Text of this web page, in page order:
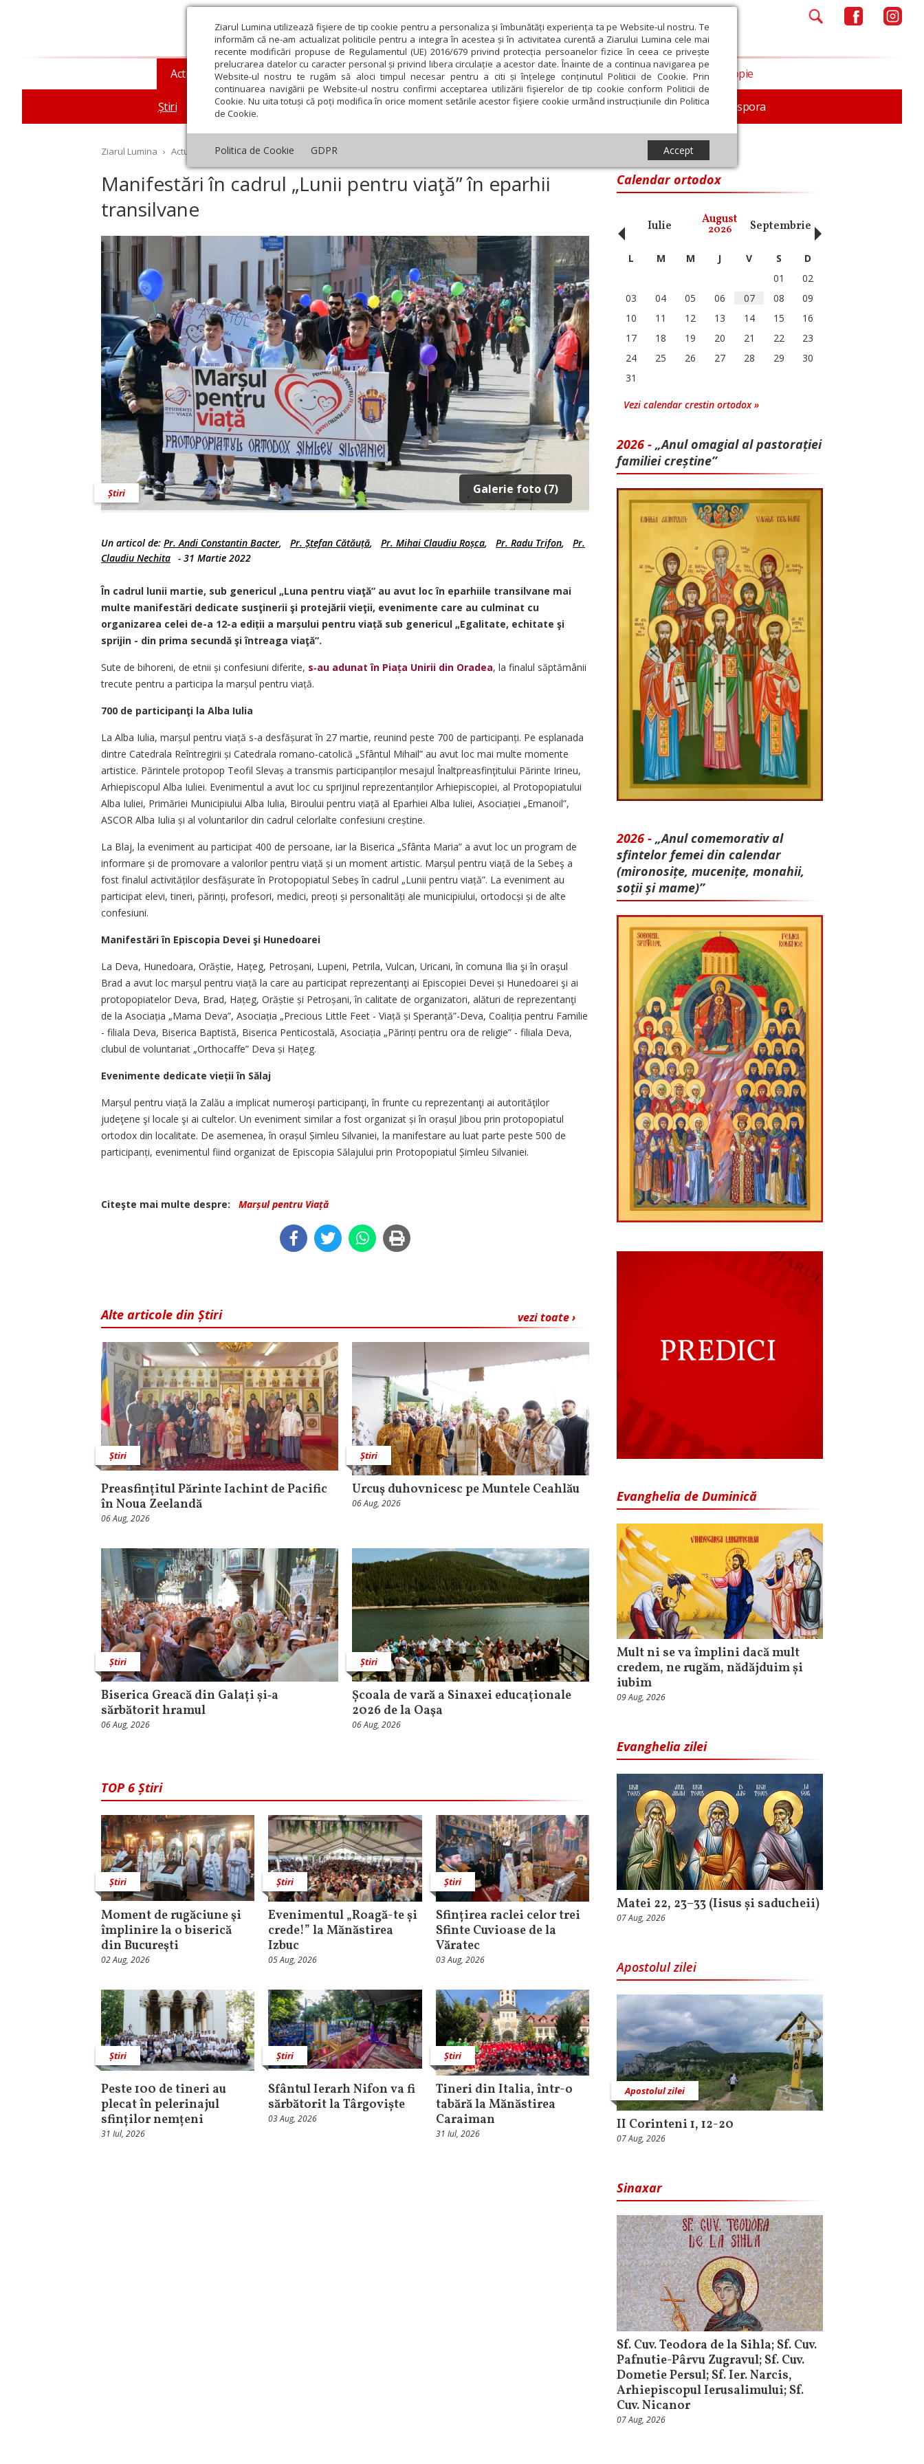
Ziarul Lumina utilizează fişiere de tip cookie pentru a personaliza și îmbunătăți experiența ta pe Website-ul nostru. Te
informăm că ne-am actualizat politicile pentru a integra în acestea și în activitatea curentă a Ziarului Lumina cele mai
recente modificări propuse de Regulamentul (UE) 2016/679 privind protecția persoanelor fizice în ceea ce privește
prelucrarea datelor cu caracter personal și privind libera circulație a acestor date. Înainte de a continua navigarea pe
Website-ul nostru te rugăm să aloci timpul necesar pentru a citi și înțelege conținutul Politicii de Cookie. Prin
continuarea navigării pe Website-ul nostru confirmi acceptarea utilizării fişierelor de tip cookie conform Politicii de
Cookie. Nu uita totuși că poți modifica în orice moment setările acestor fişiere cookie urmând instrucțiunile din Politica
de Cookie.
Politica de Cookie GDPR Accept
Actualitate religioasă
Știri Mesaje și cuvântări An omagial Comunicate de presă Documentar In memoriam Diaspora
Teologie și spiritualitate Educaţie și Cultură Societate Opinii Filantropie
Ziarul Lumina › Actualitate religioasă › Știri › Manifestări în cadrul „Lunii pentru viaţă” în eparhii transilvane
Manifestări în cadrul „Lunii pentru viaţă” în eparhii
transilvane
Galerie foto (7)
Știri
Un articol de: Pr. Andi Constantin Bacter, Pr. Ștefan Cătăuță, Pr. Mihai Claudiu Roșca, Pr. Radu Trifon, Pr.
Claudiu Nechita - 31 Martie 2022
În cadrul lunii martie, sub genericul „Luna pentru viaţă” au avut loc în eparhiile transilvane mai
multe manifestări dedicate susţinerii şi protejării vieţii, evenimente care au culminat cu
organizarea celei de-a 12-a ediții a marșului pentru viață sub genericul „Egalitate, echitate şi
sprijin - din prima secundă şi întreaga viaţă”.
Sute de bihoreni, de etnii și confesiuni diferite, s‑au adunat în Piața Unirii din Oradea, la finalul săptămânii
trecute pentru a participa la marșul pentru viață.
700 de participanţi la Alba Iulia
La Alba Iulia, marșul pentru viață s-a desfășurat în 27 martie, reunind peste 700 de participanți. Pe esplanada
dintre Catedrala Reîntregirii și Catedrala romano-catolică „Sfântul Mihail” au avut loc mai multe momente
artistice. Părintele protopop Teofil Slevaș a transmis participanților mesajul Înaltpreasfinţitului Părinte Irineu,
Arhiepiscopul Alba Iuliei. Evenimentul a avut loc cu sprijinul repre­zentanților Arhiepiscopiei, al Protopopiatului
Alba Iuliei, Primăriei Municipiului Alba Iulia, Biroului pentru viață al Eparhiei Alba Iuliei, Asociației „Emanoil”,
ASCOR Alba Iulia și al voluntarilor din cadrul celorlalte confesiuni creștine.
La Blaj, la eveniment au participat 400 de persoane, iar la Biserica „Sfânta Maria” a avut loc un program de
informare și de promovare a valorilor pentru viață și un moment artistic. Marșul pentru viață de la Sebeş a
fost finalul activităților desfășurate în Protopopiatul Sebeș în cadrul „Lunii pentru viață”. La eveniment au
participat elevi, tineri, părinți, profesori, medici, preoți și personalități ale municipiului, ortodocși și de alte
confesiuni.
Manifestări în Episcopia Devei şi Hunedoarei
La Deva, Hunedoara, Orăștie, Hațeg, Petroșani, Lupeni, Petrila, Vulcan, Uricani, în comuna Ilia şi în oraşul
Brad a avut loc marșul pentru viață la care au participat reprezentanţi ai Episcopiei Devei și Hunedoarei şi ai
protopopiatelor Deva, Brad, Hațeg, Orăștie și Pe­troșani, în calitate de organizatori, alături de reprezentanţi
de la Asociația „Mama Deva”, Asociația „Precious Little Feet - Viață și Speranță”-Deva, Coaliția pentru Familie
- filiala Deva, Biserica Baptistă, Biserica Penticostală, Asocia­ția „Părinți pentru ora de religie” - filiala Deva,
clubul de voluntariat „Orthocaffe” Deva și Hațeg.
Evenimente dedicate vieții în Sălaj
Marșul pentru viață la Zalău a implicat numeroşi participanţi, în frunte cu reprezentanţi ai autorităţilor
judeţene şi locale şi ai cultelor. Un eveniment similar a fost organizat și în orașul Jibou prin protopopiatul
ortodox din localitate. De asemenea, în orașul Șimleu Silvaniei, la manifestare au luat parte peste 500 de
participanți, evenimentul fiind organizat de Episcopia Sălajului prin Protopopiatul Șimleu Silvaniei.
Citeşte mai multe despre: Marșul pentru Viață
vezi toate ›
Alte articole din Știri
Știri
Preasfințitul Părinte Iachint de Pacific
în Noua Zeelandă
06 Aug, 2026
Știri
Urcuş duhovnicesc pe Muntele Ceahlău
06 Aug, 2026
Știri
Biserica Greacă din Galați și‑a
sărbătorit hramul
06 Aug, 2026
Știri
Școala de vară a Sinaxei educaționale
2026 de la Oaşa
06 Aug, 2026
TOP 6 Știri
Știri
Moment de rugăciune şi
împlinire la o biserică
din Bucureşti
02 Aug, 2026
Știri
Evenimentul „Roagă-te și
crede!” la Mănăstirea
Izbuc
05 Aug, 2026
Știri
Sfințirea raclei celor trei
Sfinte Cuvioase de la
Văratec
03 Aug, 2026
Știri
Peste 100 de tineri au
plecat în pelerinajul
sfinților nemțeni
31 Iul, 2026
Știri
Sfântul Ierarh Nifon va fi
sărbătorit la Târgoviște
03 Aug, 2026
Știri
Tineri din Italia, într-o
tabără la Mănăstirea
Caraiman
31 Iul, 2026
Calendar ortodox
Iulie August
2026 Septembrie Octombrie
‹ L M M J V S
D
01
02
03
04 05 06 07 08
09
10
11 12 13 14 15
16
17
18 19 20 21 22
23
24
25 26 27 28 29
30
31
Vezi calendar crestin ortodox »
2026 - „Anul omagial al pastorației
familiei creștine”
2026 - „Anul comemorativ al
sfintelor femei din calendar
(mironosițe, mu­cenițe, monahii,
soții și mame)”
Evanghelia de Duminică
Mult ni se va împlini dacă mult
credem, ne rugăm, nădăjduim și
iubim
09 Aug, 2026
Evanghelia zilei
Matei 22, 23–33 (Iisus și saducheii)
07 Aug, 2026
Apostolul zilei
Apostolul zilei
II Corinteni 1, 12-20
07 Aug, 2026
Sinaxar
Sf. Cuv. Teodora de la Sihla; Sf. Cuv.
Pafnutie-Pârvu Zugravul; Sf. Cuv.
Dometie Persul; Sf. Ier. Narcis,
Arhiepiscopul Ierusalimului; Sf.
Cuv. Nicanor
07 Aug, 2026